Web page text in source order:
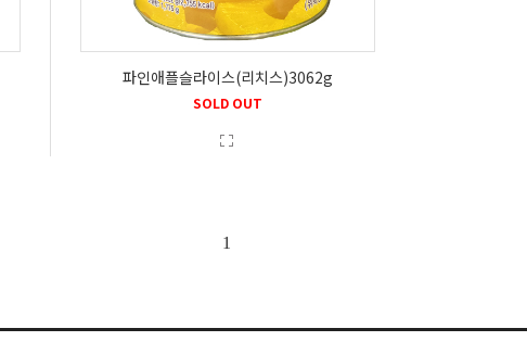
파인애플슬라이스(리치스)3062g
SOLD OUT
1